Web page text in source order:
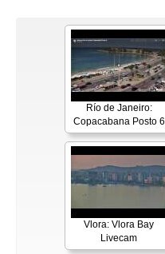
Río de Janeiro:
Copacabana Posto 6
Vlora: Vlora Bay
Livecam